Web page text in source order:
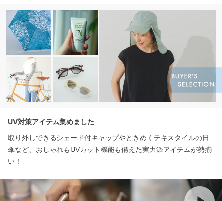
UV対策アイテム集めました
取り外しできるシェード付キャップやときめくテキスタイルの日
傘など、おしゃれもUVカット機能も備えた実力派アイテムが勢揃
い！